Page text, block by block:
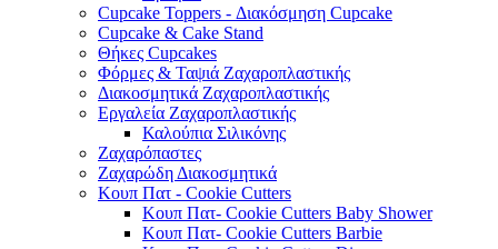
Cupcake Toppers - Διακόσμηση Cupcake
Cupcake & Cake Stand
Θήκες Cupcakes
Φόρμες & Ταψιά Ζαχαροπλαστικής
Διακοσμητικά Ζαχαροπλαστικής
Εργαλεία Ζαχαροπλαστικής
Καλούπια Σιλικόνης
Ζαχαρόπαστες
Ζαχαρώδη Διακοσμητικά
Κουπ Πατ - Cookie Cutters
Κουπ Πατ- Cookie Cutters Baby Shower
Κουπ Πατ- Cookie Cutters Barbie